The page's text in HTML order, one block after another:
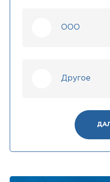
ООО
Другое